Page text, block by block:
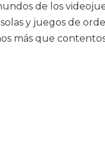
de los
y juegos de
más que